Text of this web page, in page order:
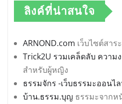
ลิงค์ที่น่าสนใจ
ARNOND.com เว็บไซต์สาร
Trick2U รวมเคล็ดลับ ความ
สำหรับผู้หญิง
ธรรมจักร -เว็บธรรมะออนไ
บ้าน.ธรรม.บุญ ธรรมะจากห